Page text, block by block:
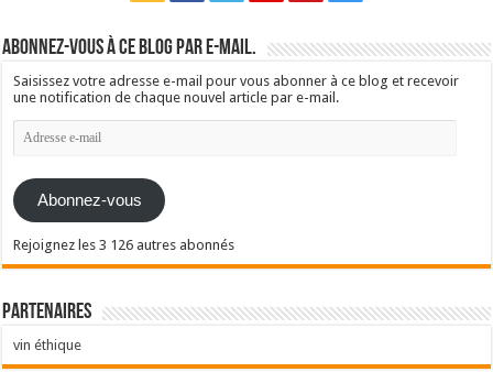
Abonnez-vous à ce blog par e-mail.
Saisissez votre adresse e-mail pour vous abonner à ce blog et recevoir
une notification de chaque nouvel article par e-mail.
Adresse
e-
Abonnez-vous
Rejoignez les 3 126 autres abonnés
Partenaires
vin éthique